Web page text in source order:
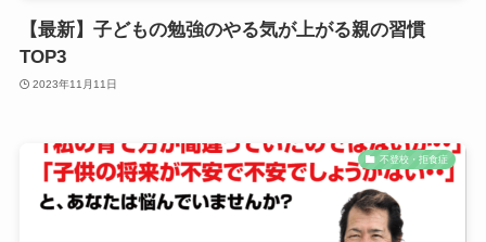
【最新】子どもの勉強のやる気が上がる親の習慣
TOP3
2023年11月11日
不登校・拒食症